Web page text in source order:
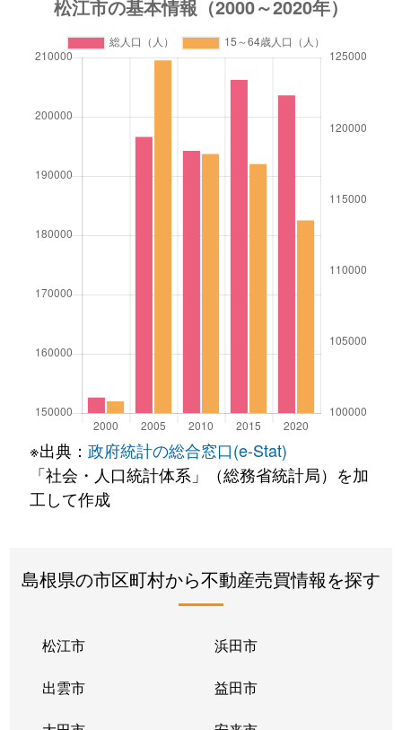
※出典： 政府統計の総合窓口(e-Stat)
「社会・人口統計体系」（総務省統計局）を加
工して作成
島根県の市区町村から不動産売買情報を探す
松江市 浜田市
出雲市 益田市